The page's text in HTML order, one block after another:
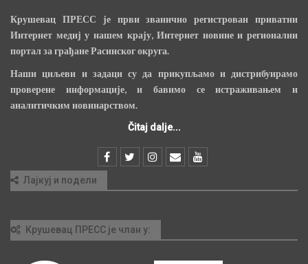
Крушевац ПРЕСС је први званично регистрован приватни
Интернет медиј у нашем крају, Интернет новине и регионални
портал за грађане Расинског округа.
Наши циљеви и задаци су да прикупљамо и дистрибуирамо
проверене информације, и бавимо се истраживањем и
аналитичким новинарством.
Čitaj dalje...
Лајкуј и подели
Крушевац ПРЕСС је члан у: